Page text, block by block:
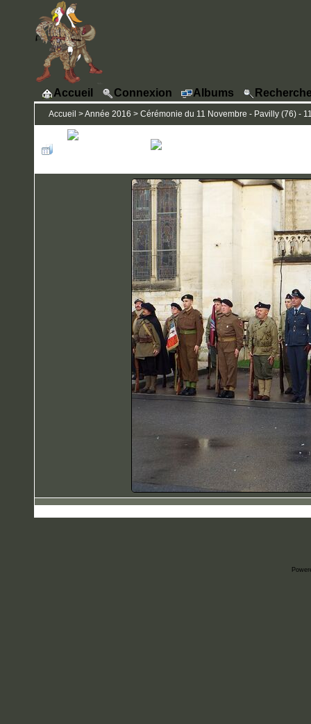
Accueil Connexion Albums
Accueil >Année 2016 > Cérémonie du 11 Novembre - Pavilly (76) -